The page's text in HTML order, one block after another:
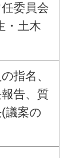
委員会
・土木
指名、
告、質
議案の